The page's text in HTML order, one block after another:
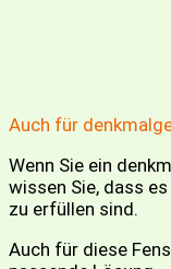
Auch für
Wenn Sie ein
wissen Sie, dass
zu erfüllen sind.
Auch für diese